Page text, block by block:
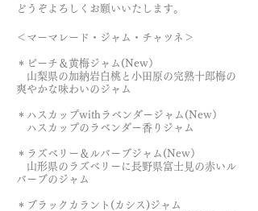
どうぞよろしくお願いいたします。
＜マーマレード・ジャム・チャツネ＞
＊ピーチ＆黄梅ジャム (New）
山梨県の加納岩白桃と小田原の完熟十郎梅の
爽やかな味わいのジャム
＊ハスカップwithラベンダージャム (New）
ハスカップのラベンダー香りジャム
＊ラズベリー＆ルバーブジャム (New）
山形県のラズベリーに長野県富士見の赤いル
バーブのジャム
＊ブラックカラント(カシス)ジャム